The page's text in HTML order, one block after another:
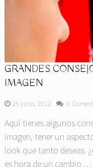
GRANDES
IMAGEN
25 junio, 2012 0
Aquí tienes algunos
imagen, tener un
look que tanto deseas.
es hora de un cambio …